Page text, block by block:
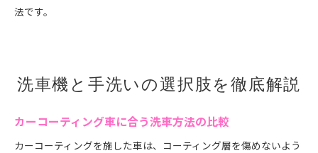
法です。
洗車機と手洗いの選択肢を徹底解説
カーコーティング車に合う洗車方法の比較
カーコーティングを施した車は、コーティング層を傷めないよう